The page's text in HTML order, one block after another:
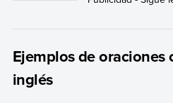
Ejemplos de oraciones
inglés